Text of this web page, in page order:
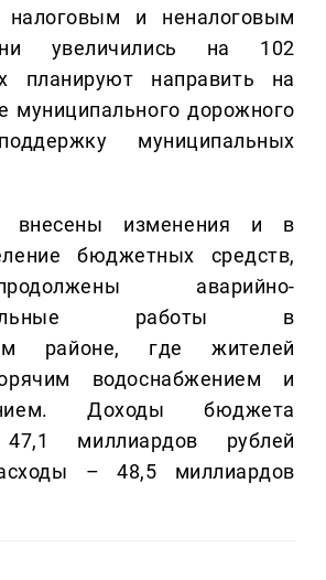
налоговым и неналоговым
увеличились на 102
планируют направить на
муниципального дорожного
муниципальных
внесены изменения и в
бюджетных средств,
аварийно-
работы в
районе, где жителей
водоснабжением и
Доходы бюджета
47,1 миллиардов рублей
– 48,5 миллиардов